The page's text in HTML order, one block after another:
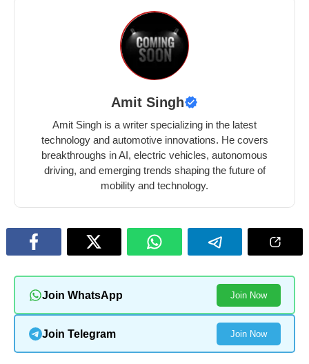
Amit Singh
Amit Singh is a writer specializing in the latest
technology and automotive innovations. He covers
breakthroughs in AI, electric vehicles, autonomous
driving, and emerging trends shaping the future of
mobility and technology.
Join WhatsApp Join Now
Join Telegram Join Now